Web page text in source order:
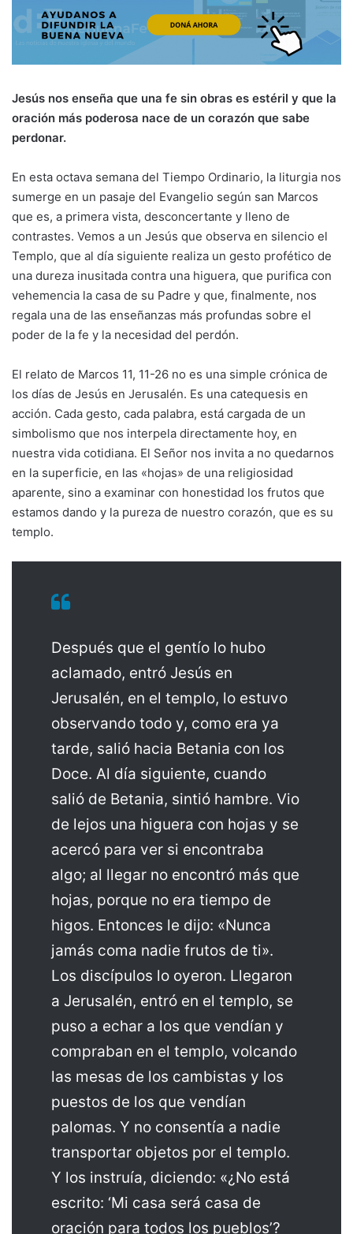
Jesús nos enseña que una fe sin obras es estéril y que la
oración más poderosa nace de un corazón que sabe
perdonar.
En esta octava semana del Tiempo Ordinario, la liturgia nos
sumerge en un pasaje del Evangelio según san Marcos
que es, a primera vista, desconcertante y lleno de
contrastes. Vemos a un Jesús que observa en silencio el
Templo, que al día siguiente realiza un gesto profético de
una dureza inusitada contra una higuera, que purifica con
vehemencia la casa de su Padre y que, finalmente, nos
regala una de las enseñanzas más profundas sobre el
poder de la fe y la necesidad del perdón.
El relato de Marcos 11, 11-26 no es una simple crónica de
los días de Jesús en Jerusalén. Es una catequesis en
acción. Cada gesto, cada palabra, está cargada de un
simbolismo que nos interpela directamente hoy, en
nuestra vida cotidiana. El Señor nos invita a no quedarnos
en la superficie, en las «hojas» de una religiosidad
aparente, sino a examinar con honestidad los frutos que
estamos dando y la pureza de nuestro corazón, que es su
templo.
Después que el gentío lo hubo
aclamado, entró Jesús en
Jerusalén, en el templo, lo estuvo
observando todo y, como era ya
tarde, salió hacia Betania con los
Doce. Al día siguiente, cuando
salió de Betania, sintió hambre. Vio
de lejos una higuera con hojas y se
acercó para ver si encontraba
algo; al llegar no encontró más que
hojas, porque no era tiempo de
higos. Entonces le dijo: «Nunca
jamás coma nadie frutos de ti».
Los discípulos lo oyeron. Llegaron
a Jerusalén, entró en el templo, se
puso a echar a los que vendían y
compraban en el templo, volcando
las mesas de los cambistas y los
puestos de los que vendían
palomas. Y no consentía a nadie
transportar objetos por el templo.
Y los instruía, diciendo: «¿No está
escrito: ‘Mi casa será casa de
oración para todos los pueblos’?